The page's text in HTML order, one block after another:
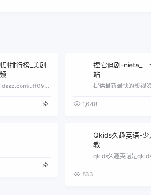
剧排行榜_美剧
人人影视\uff08www.ldssz.com\uff09提供最新最全面的热门电影,热门电视剧大全,热门综艺,动漫影院及午夜恐怖片,…
捏它追剧-nieta_
站
1,648
Qkids久趣英语-
教
833